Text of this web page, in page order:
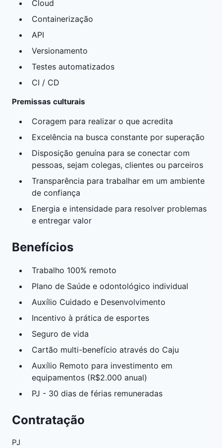
Cloud
Containerização
API
Versionamento
Testes automatizados
CI / CD
Premissas culturais
Coragem para realizar o que acredita
Excelência na busca constante por superação
Disposição genuína para se conectar com
pessoas, sejam colegas, clientes ou parceiros
Transparência para trabalhar em um ambiente
de confiança
Energia e intensidade para resolver problemas
e entregar valor
Benefícios
Trabalho 100% remoto
Plano de Saúde e odontológico individual
Auxílio Cuidado e Desenvolvimento
Incentivo à prática de esportes
Seguro de vida
Cartão multi-benefício através do Caju
Auxílio Remoto para investimento em
equipamentos (R$2.000 anual)
PJ - 30 dias de férias remuneradas
Contratação
PJ